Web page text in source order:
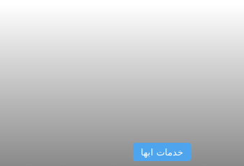
خدمات ابها